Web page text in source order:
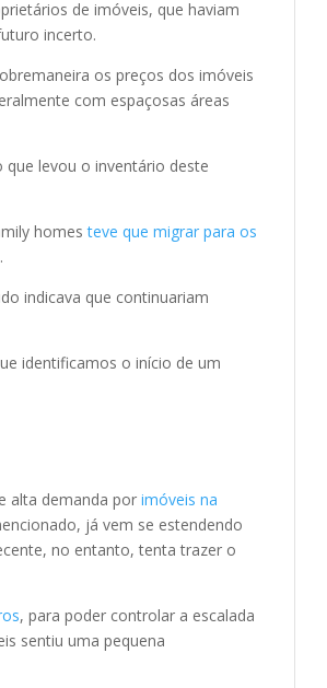
de imóveis, que haviam
incerto.
os preços dos imóveis
com espaçosas áreas
levou o inventário deste
homesteve que migrar para os
indicava que continuariam
identificamos o início de um
alta demanda porimóveis na
já vem se estendendo
no entanto, tenta trazer o
, para poder controlar a escalada
sentiu uma pequena